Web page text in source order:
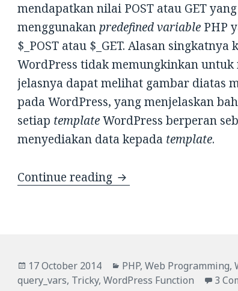
mendapatkan nilai POST atau GET
menggunakan predefined variable PHP
$_POST atau $_GET. Alasan singkatnya
WordPress tidak memungkinkan
jelasnya dapat melihat gambar diatas
pada WordPress, yang menjelaskan
setiap templateWordPress berperan
menyediakan data kepada template.
Continue reading Cara Mendapatkan
Posted
on
17 October 2014 Categories
PHP,Web Programming,
query_vars, Tricky,WordPress Function 3